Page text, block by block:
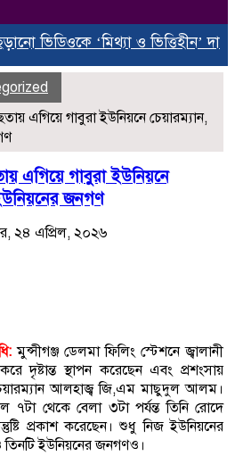
‘মিথ্যা ও ভিত্তিহীন’ দাবি করে
এগিয়ে গাবুরা ইউনিয়নে চেয়ারম্যান,
এগিয়ে গাবুরা ইউনিয়নে
জনগণ
২৪ এপ্রিল, ২০২৬
মুন্সীগঞ্জ ডেলমা ফিলিং স্টেশনে জ্বালানী
দৃষ্টান্ত স্থাপন করেছেন এবং প্রশংসায়
আলহাজ্ব জি,এম মাছুদুল আলম।
৭টা থেকে বেলা ৩টা পর্যন্ত তিনি রোদে
প্রকাশ করেছেন। শুধু নিজ ইউনিয়নের
ইউনিয়নের জনগণও।